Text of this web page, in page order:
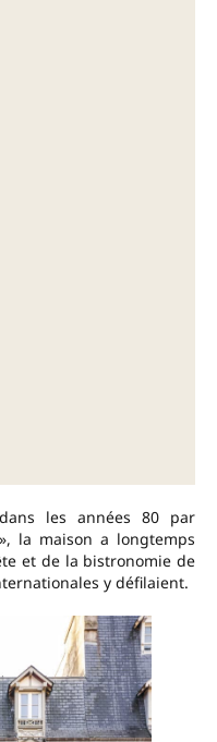
les années 80 par
la maison a longtemps
et de la bistronomie de
y défilaient.